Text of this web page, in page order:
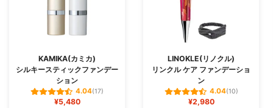
KAMIKA(カミカ)
シルキースティックファンデー
ション
4.04(17)
¥5,480
LINOKLE(リノクル)
リンクル ケア ファンデーショ
ン
4.04(10)
¥2,980